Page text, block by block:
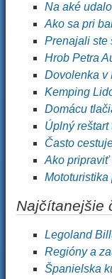
Na aké
Ako sa pri
Prenajali ste
Hrob Petra
Dovolenka v
Kemping
Domácu
Úplný
Často
Ako pripraviť
Najčítanejšie
Legoland
Regióny a
Španielska